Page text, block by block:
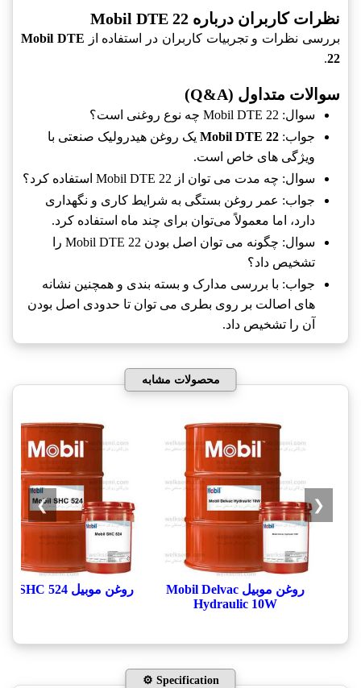
نظرات کاربران درباره Mobil DTE 22
بررسی نظرات و تجربیات کاربران در استفاده از Mobil DTE
22
.
سوالات متداول (Q&A)
سوال: Mobil DTE 22 چه نوع روغنی است؟
جواب: Mobil DTE 22 یک روغن هیدرولیک صنعتی با
ویژگی های خاص است.
سوال: چه مدت می توان از Mobil DTE 22 استفاده کرد؟
جواب: عمر روغن بستگی به شرایط کاری و نگهداری
دارد، اما معمولاً می‌توان برای چند ماه استفاده کرد.
سوال: چگونه می توان اصل بودن Mobil DTE 22 را
تشخیص داد؟
جواب: با بررسی مدارک و بسته بندی و همچنین نشانه
های اصالت بر روی بطری می توان تا حدودی اصل بودن
آن را تشخیص داد.
محصولات مشابه
روغن موبیل Mobil Delvac
Hydraulic 10W
روغن موبیل Mobil SHC 524
❮
❯
⚙️ Specification